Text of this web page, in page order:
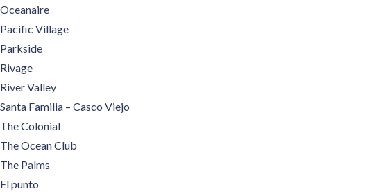
Oceanaire
Pacific Village
Parkside
Rivage
River Valley
Santa Familia – Casco Viejo
The Colonial
The Ocean Club
The Palms
El punto